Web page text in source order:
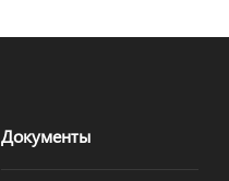
Документы